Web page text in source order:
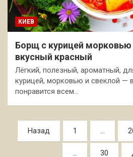
КИЕВ
Борщ с курицей морковью
вкусный красный
Лёгкий, полезный, ароматный,
курицей, морковью и свеклой —
понравится всем…
Пагинация
записей
Назад 1 …
… 30